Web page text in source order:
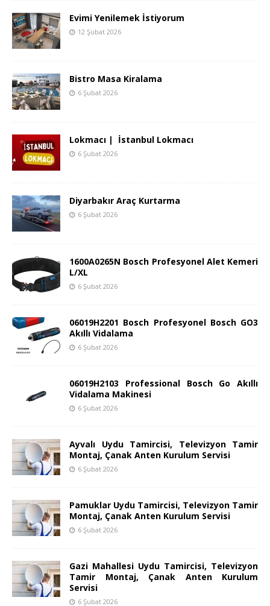
Evimi Yenilemek İstiyorum
12 Şubat 2026
Bistro Masa Kiralama
6 Şubat 2026
Lokmacı | İstanbul Lokmacı
6 Şubat 2026
Diyarbakır Araç Kurtarma
6 Şubat 2026
1600A0265N Bosch Profesyonel Alet Kemeri
L/XL
6 Şubat 2026
06019H2201 Bosch Profesyonel Bosch GO3
Akıllı Vidalama
6 Şubat 2026
06019H2103 Professional Bosch Go Akıllı
Vidalama Makinesi
6 Şubat 2026
Ayvalı Uydu Tamircisi, Televizyon Tamir
Montaj, Çanak Anten Kurulum Servisi
6 Şubat 2026
Pamuklar Uydu Tamircisi, Televizyon Tamir
Montaj, Çanak Anten Kurulum Servisi
6 Şubat 2026
Gazi Mahallesi Uydu Tamircisi, Televizyon
Tamir Montaj, Çanak Anten Kurulum
Servisi
6 Şubat 2026